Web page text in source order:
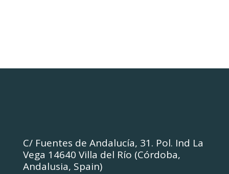
C/ Fuentes de Andalucía, 31. Pol. Ind La
Vega 14640 Villa del Río (Córdoba,
Andalusia, Spain)